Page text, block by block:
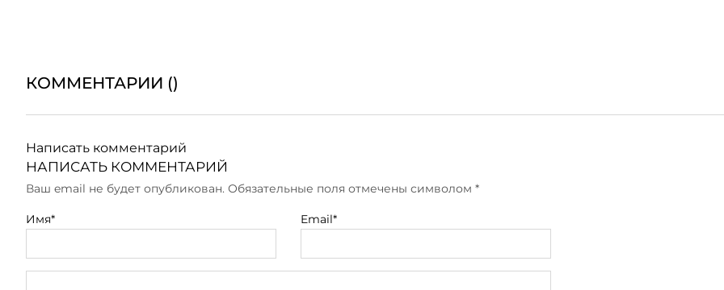
КОММЕНТАРИИ ()
Написать комментарий
НАПИСАТЬ КОММЕНТАРИЙ
Ваш email не будет опубликован. Обязательные поля отмечены символом *
Имя* Email*